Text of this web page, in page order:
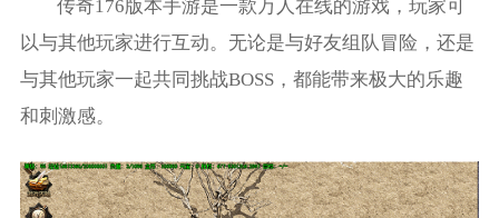
传奇176版本手游是一款万人在线的游戏，玩家可
以与其他玩家进行互动。无论是与好友组队冒险，还是
与其他玩家一起共同挑战BOSS，都能带来极大的乐趣
和刺激感。